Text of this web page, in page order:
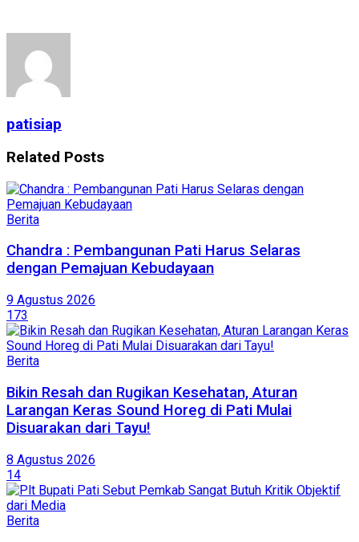
patisiap
Related Posts
Berita
Chandra : Pembangunan Pati Harus Selaras
dengan Pemajuan Kebudayaan
9 Agustus 2026
173
Berita
Bikin Resah dan Rugikan Kesehatan, Aturan
Larangan Keras Sound Horeg di Pati Mulai
Disuarakan dari Tayu!
8 Agustus 2026
14
Berita